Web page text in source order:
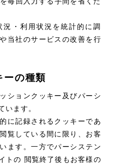
／人材紹介サービス
援
利益をリアルタイムに可視化
ブアクセシビリティ方針
・利用状況を統計的に調
当社のサービスの改善を行
ーの種類
ションクッキー及びパーシ
います。
に記録されるクッキーであ
覧している間に限り、お客
ます。一方でパーシステン
トの 閲覧終了後もお客様の